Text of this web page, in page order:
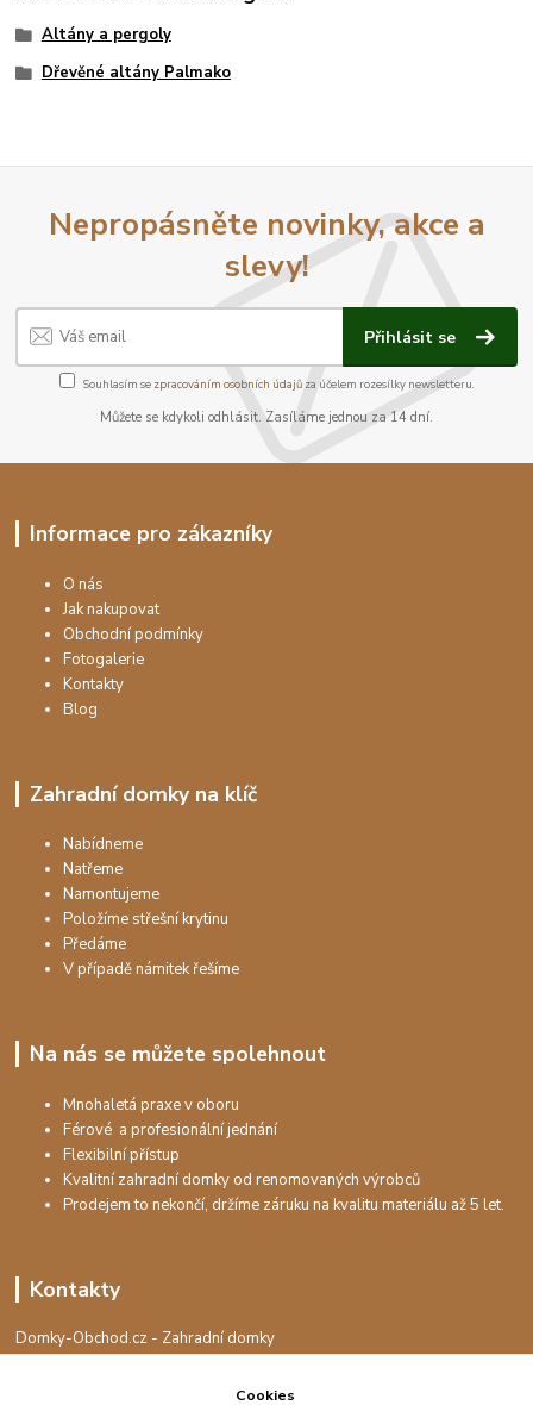
Altány a pergoly
Dřevěné altány Palmako
Nepropásněte novinky, akce a
slevy!
Přihlásit se
Souhlasím se zpracováním osobních údajůza účelem rozesílky newsletteru.
Můžete se kdykoli odhlásit. Zasíláme jednou za 14 dní.
Informace pro zákazníky
O nás
Jak nakupovat
Obchodní podmínky
Fotogalerie
Kontakty
Blog
Zahradní domky na klíč
Nabídneme
Natřeme
Namontujeme
Položíme střešní krytinu
Předáme
V případě námitek řešíme
Na nás se můžete spolehnout
Mnohaletá praxe v oboru
Férové a profesionální jednání
Flexibilní přístup
Kvalitní zahradní domky od renomovaných výrobců
Prodejem to nekončí, držíme záruku na kvalitu materiálu až 5 let.
Kontakty
Domky-Obchod.cz - Zahradní domky
+420 730 501 925
Cookies